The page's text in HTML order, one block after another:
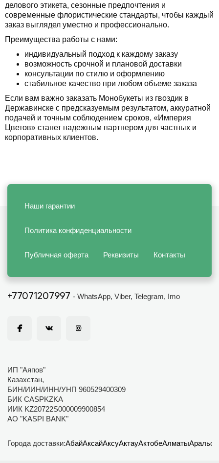
делового этикета, сезонные предпочтения и
современные флористические стандарты, чтобы каждый
заказ выглядел уместно и профессионально.
Преимущества работы с нами:
индивидуальный подход к каждому заказу
возможность срочной и плановой доставки
консультации по стилю и оформлению
стабильное качество при любом объеме заказа
Если вам важно заказать Монобукеты из гвоздик в
Державинске с предсказуемым результатом, аккуратной
подачей и точным соблюдением сроков, «Империя
Цветов» станет надежным партнером для частных и
корпоративных клиентов.
Наши гарантии
Политика конфиденциальности
Публичная оферта Реквизиты Контакты
+77071207997 - WhatsApp, Viber, Telegram, Imo
ИП "Аяпов"
Казахстан,
БИН/ИИН/ИНН/УНП 960529400309
БИК CASPKZKA
ИИК KZ20722S000009900854
АО "KASPI BANK"
Города доставки:АбайАксайАксуАктауАктобеАлматыАральск